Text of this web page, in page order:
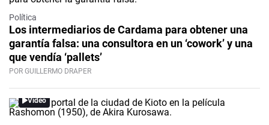
Política
Los intermediarios de Cardama para obtener una
garantía falsa: una consultora en un ‘cowork’ y una
que vendía ‘pallets’
POR GUILLERMO DRAPER
Video